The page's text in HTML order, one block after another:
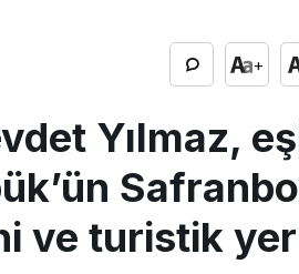
+
Yılmaz,
ve turistik